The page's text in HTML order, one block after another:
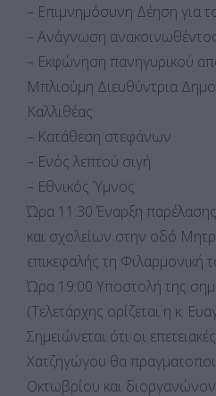
– Επιμνημόσυνη Δέηση για
– Ανάγνωση
– Εκφώνηση πανηγυρικού
Μπλιούμη Διευθύντρια
Καλλιθέας
– Κατάθεση στεφάνων
– Ενός λεπτού σιγή
– Εθνικός Ύμνος
Ώρα 11:30 Έναρξη
και σχολείων στην οδό
επικεφαλής τη
Ώρα 19:00 Υποστολή της
(Τελετάρχης ορίζεται η κ.
Σημειώνεται ότι οι
Χατζηγώγου θα
Οκτωβρίου και